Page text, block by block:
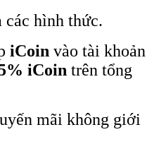
các hình thức.
iCoin vào tài khoản
iCoin trên tổng
mãi không giới